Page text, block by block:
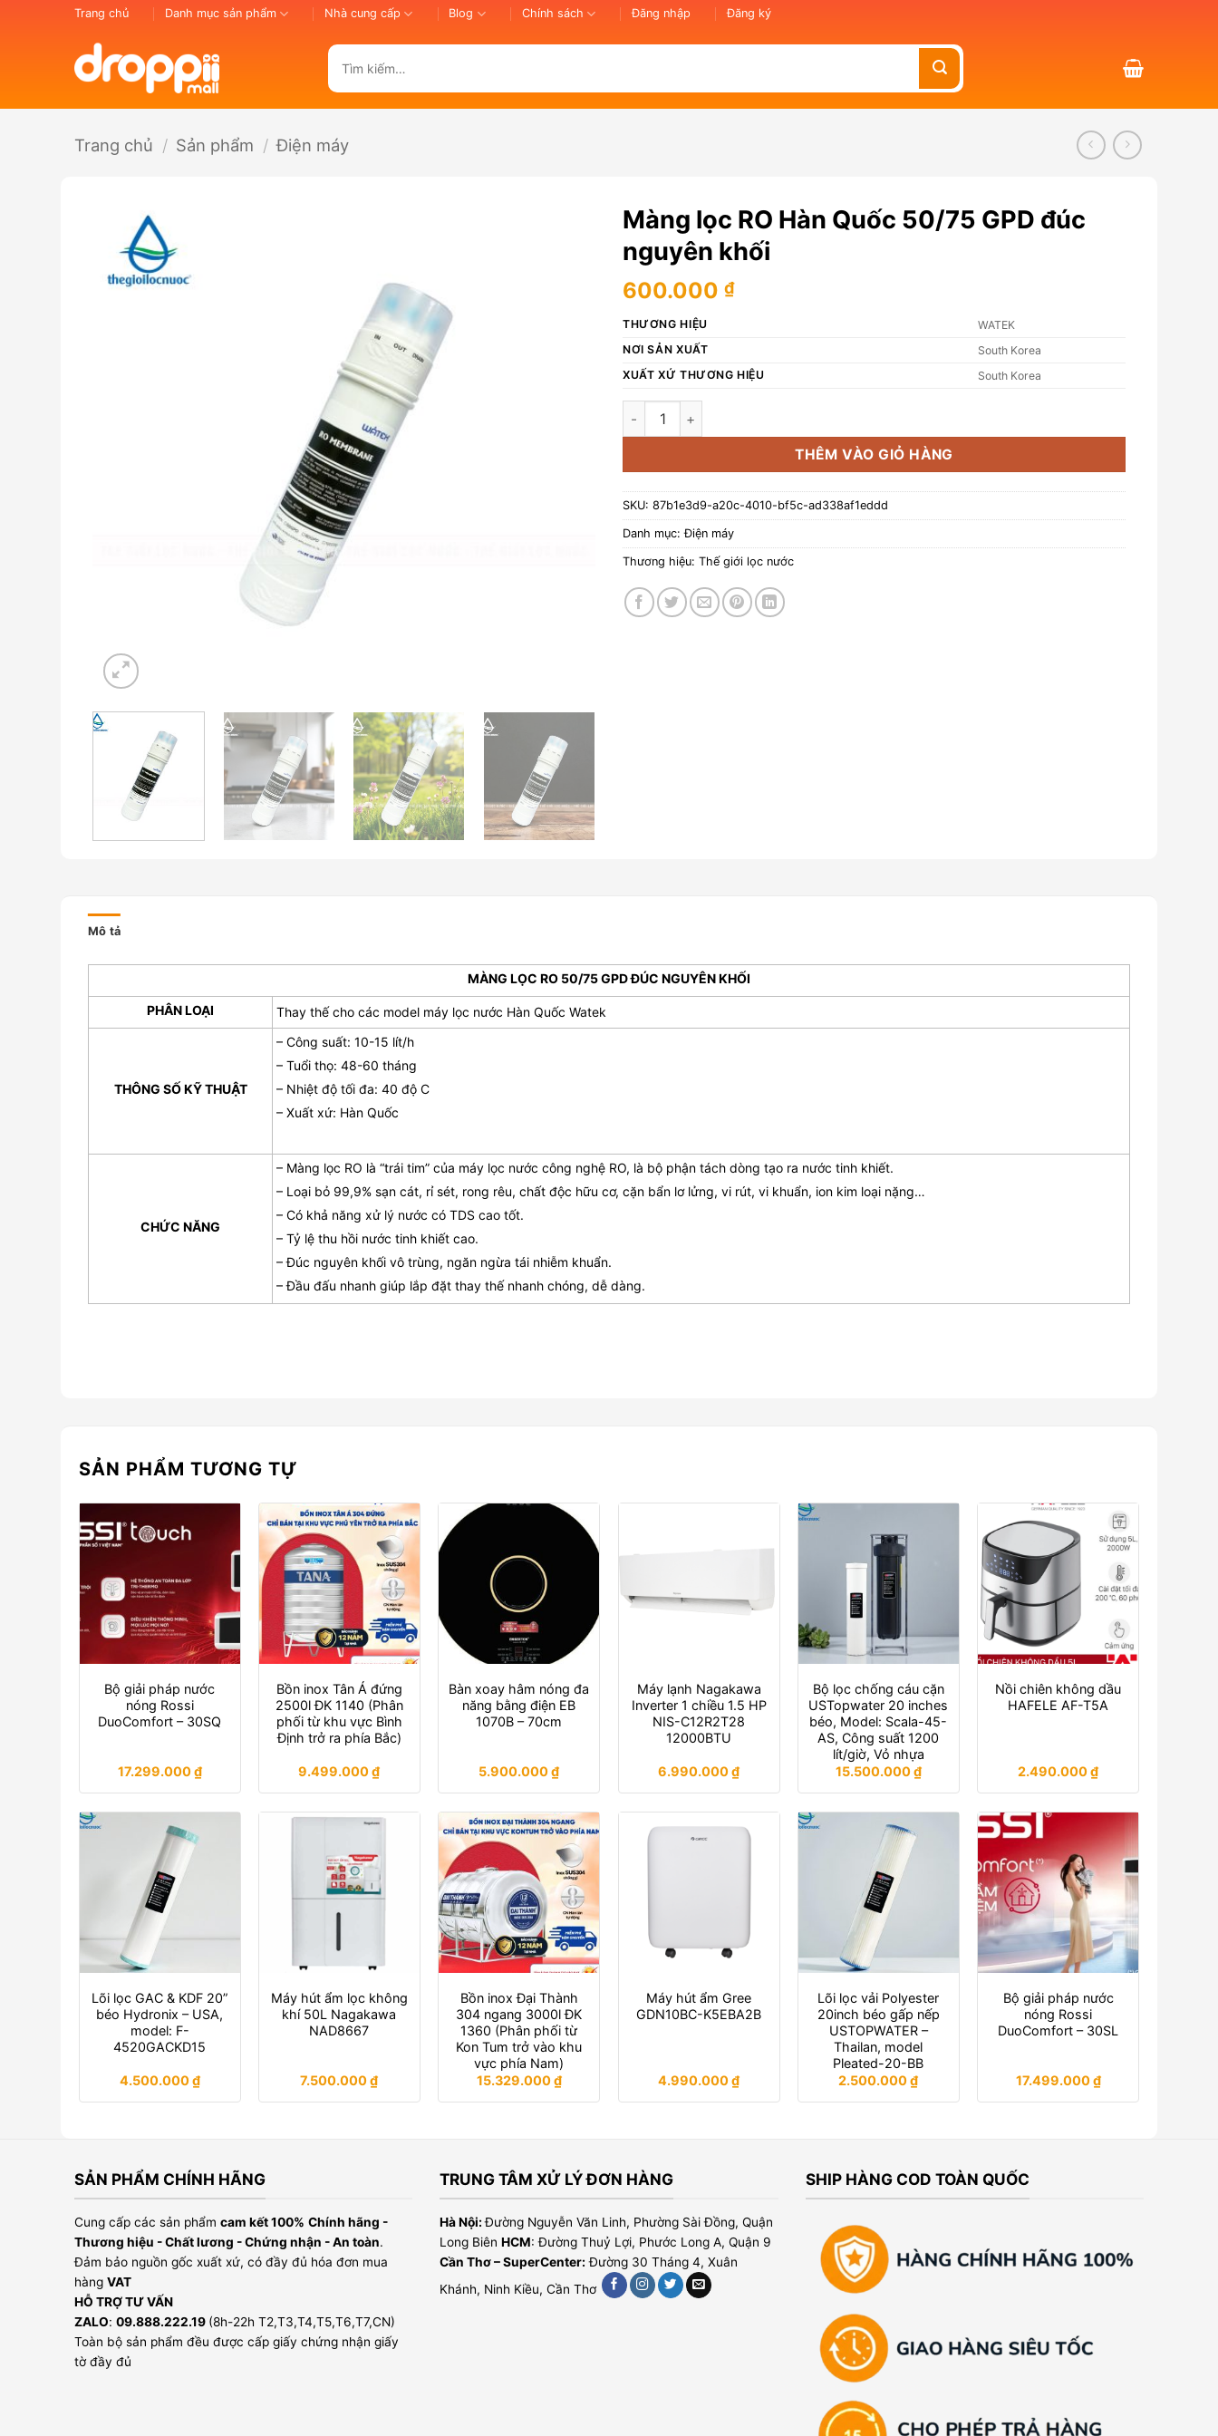
Trang chủ Danh mục sản phẩm Nhà cung cấp Blog Chính sách Đăng nhập Đăng ký
kiếm:
Trang chủ / Sản phẩm / Điện máy
Màng lọc RO Hàn Quốc 50/75 GPD đúc
nguyên khối
600.000 ₫
THƯƠNG HIỆU
WATEK
NƠI SẢN XUẤT
South Korea
XUẤT XỨ THƯƠNG HIỆU
South Korea
Màng lọc RO Hàn Quốc 50/75 GPD đúc nguyên khối số lượng
THÊM VÀO GIỎ HÀNG
SKU: 87b1e3d9-a20c-4010-bf5c-ad338af1eddd
Danh mục:Điện máy
Thương hiệu: Thế giới lọc nước
Mô tả
MÀNG LỌC RO 50/75 GPD ĐÚC NGUYÊN KHỐI
PHÂN LOẠI Thay thế cho các model máy lọc nước Hàn Quốc Watek
THÔNG SỐ KỸ THUẬT
– Công suất: 10-15 lít/h
– Tuổi thọ: 48-60 tháng
– Nhiệt độ tối đa: 40 độ C
– Xuất xứ: Hàn Quốc
CHỨC NĂNG
– Màng lọc RO là “trái tim” của máy lọc nước công nghệ RO, là bộ phận tách dòng tạo ra nước tinh khiết.
– Loại bỏ 99,9% sạn cát, rỉ sét, rong rêu, chất độc hữu cơ, cặn bẩn lơ lửng, vi rút, vi khuẩn, ion kim loại nặng…
– Có khả năng xử lý nước có TDS cao tốt.
– Tỷ lệ thu hồi nước tinh khiết cao.
– Đúc nguyên khối vô trùng, ngăn ngừa tái nhiễm khuẩn.
– Đầu đấu nhanh giúp lắp đặt thay thế nhanh chóng, dễ dàng.
SẢN PHẨM TƯƠNG TỰ
Bộ giải pháp nước
nóng Rossi
DuoComfort – 30SQ
17.299.000₫
Bồn inox Tân Á đứng
2500l ĐK 1140 (Phân
phối từ khu vực Bình
Định trở ra phía Bắc)
9.499.000₫
Bàn xoay hâm nóng đa
năng bằng điện EB
1070B – 70cm
5.900.000₫
Máy lạnh Nagakawa
Inverter 1 chiều 1.5 HP
NIS-C12R2T28
12000BTU
6.990.000₫
Bộ lọc chống cáu cặn
USTopwater 20 inches
béo, Model: Scala-45-
AS, Công suất 1200
lít/giờ, Vỏ nhựa
15.500.000₫
Nồi chiên không dầu
HAFELE AF-T5A
2.490.000₫
Lõi lọc GAC & KDF 20”
béo Hydronix – USA,
model: F-
4520GACKD15
4.500.000₫
Máy hút ẩm lọc không
khí 50L Nagakawa
NAD8667
7.500.000₫
Bồn inox Đại Thành
304 ngang 3000l ĐK
1360 (Phân phối từ
Kon Tum trở vào khu
vực phía Nam)
15.329.000₫
Máy hút ẩm Gree
GDN10BC-K5EBA2B
4.990.000₫
Lõi lọc vải Polyester
20inch béo gấp nếp
USTOPWATER –
Thailan, model
Pleated-20-BB
2.500.000₫
Bộ giải pháp nước
nóng Rossi
DuoComfort – 30SL
17.499.000₫
SẢN PHẨM CHÍNH HÃNG
Cung cấp các sản phẩm cam kết 100% Chính hãng -
Thương hiệu - Chất lương - Chứng nhận - An toàn.
Đảm bảo nguồn gốc xuất xứ, có đầy đủ hóa đơn mua
hàng VAT
HỖ TRỢ TƯ VẤN
ZALO: 09.888.222.19 (8h-22h T2,T3,T4,T5,T6,T7,CN)
Toàn bộ sản phẩm đều được cấp giấy chứng nhận giấy
tờ đầy đủ
TRUNG TÂM XỬ LÝ ĐƠN HÀNG
Hà Nội:Đường Nguyễn Văn Linh, Phường Sài Đồng, Quận
Long BiênHCM: Đường Thuỷ Lợi, Phước Long A, Quận 9
Cần Thơ – SuperCenter: Đường 30 Tháng 4, Xuân
Khánh, Ninh Kiều, Cần Thơ
SHIP HÀNG COD TOÀN QUỐC